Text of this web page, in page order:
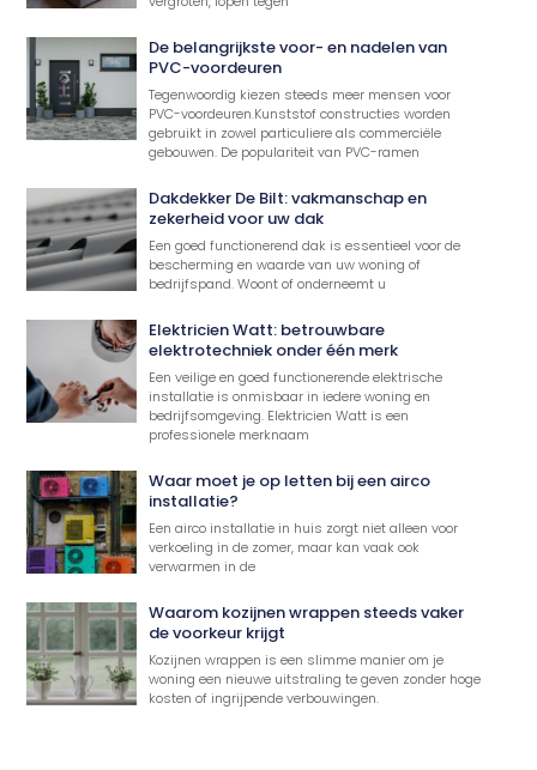
De belangrijkste voor- en nadelen van
PVC-voordeuren
Tegenwoordig kiezen steeds meer mensen voor
PVC-voordeuren.Kunststof constructies worden
gebruikt in zowel particuliere als commerciële
gebouwen. De populariteit van PVC-ramen
Dakdekker De Bilt: vakmanschap en
zekerheid voor uw dak
Een goed functionerend dak is essentieel voor de
bescherming en waarde van uw woning of
bedrijfspand. Woont of onderneemt u
Elektricien Watt: betrouwbare
elektrotechniek onder één merk
Een veilige en goed functionerende elektrische
installatie is onmisbaar in iedere woning en
bedrijfsomgeving. Elektricien Watt is een
professionele merknaam
Waar moet je op letten bij een airco
installatie?
Een airco installatie in huis zorgt niet alleen voor
verkoeling in de zomer, maar kan vaak ook
verwarmen in de
Waarom kozijnen wrappen steeds vaker
de voorkeur krijgt
Kozijnen wrappen is een slimme manier om je
woning een nieuwe uitstraling te geven zonder hoge
kosten of ingrijpende verbouwingen.